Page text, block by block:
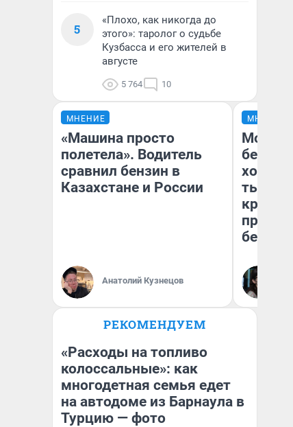
5
«Плохо, как никогда до
этого»: таролог о судьбе
Кузбасса и его жителей в
августе
5 764 10
МНЕНИЕ
«Машина просто
полетела». Водитель
сравнил бензин в
Казахстане и России
Анатолий Кузнецов
МНЕНИЕ
Мой
хотела
тысяч,
РЕКОМЕНДУЕМ
«Расходы на топливо
колоссальные»: как
многодетная семья едет
на автодоме из Барнаула в
Турцию — фото